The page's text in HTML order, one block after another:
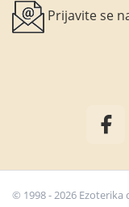
Prijavite se
© 1998 - 2026